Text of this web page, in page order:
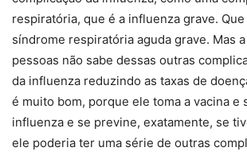
respiratória, que é a influenza grave. Que
síndrome respiratória aguda grave. Mas
pessoas não sabe dessas outras
da influenza reduzindo as taxas de
é muito bom, porque ele toma a vacina e
influenza e se previne, exatamente, se
ele poderia ter uma série de outras